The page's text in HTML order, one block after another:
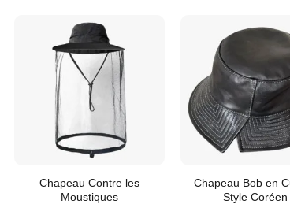
Chapeau Contre les
Moustiques
Chapeau Bob en
Style Coréen